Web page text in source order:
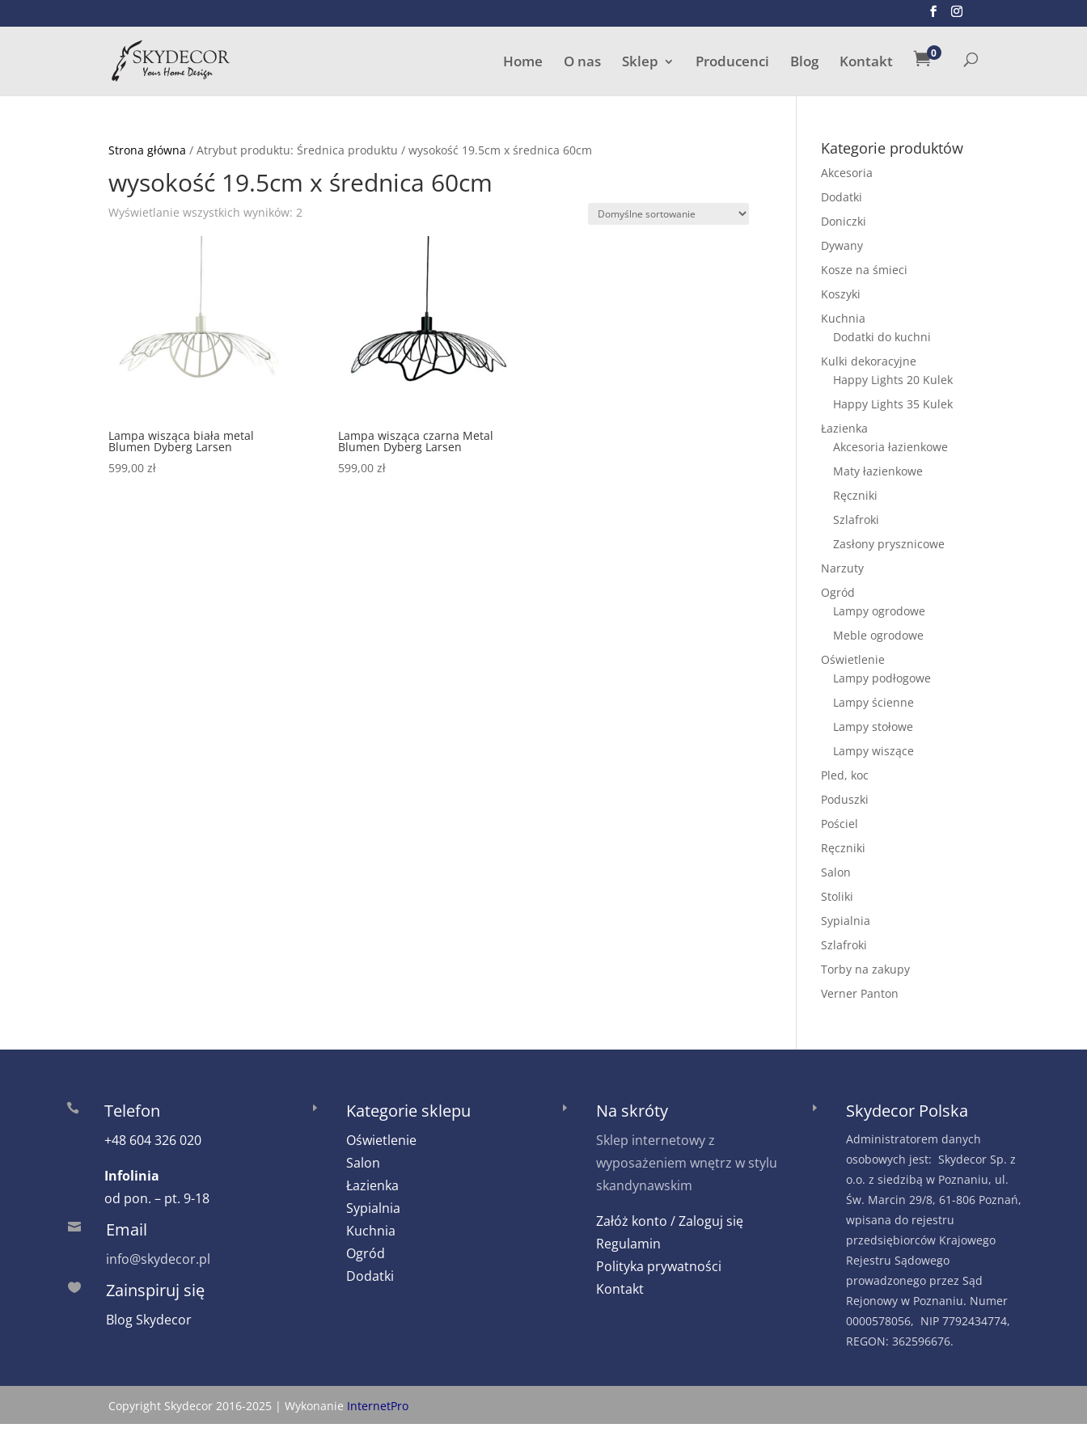
Home O nas Sklep Producenci Blog Kontakt 0
Wyszukiwarka
Strona główna / Atrybut produktu: Średnica produktu / wysokość 19.5cm x średnica 60cm
wysokość 19.5cm x średnica 60cm
Wyświetlanie wszystkich wyników: 2
Lampa wisząca biała metal
Blumen Dyberg Larsen
599,00zł
Lampa wisząca czarna Metal
Blumen Dyberg Larsen
599,00 zł
Kategorie produktów
Akcesoria
Dodatki
Doniczki
Dywany
Kosze na śmieci
Koszyki
Kuchnia
Dodatki do kuchni
Kulki dekoracyjne
Happy Lights 20 Kulek
Happy Lights 35 Kulek
Łazienka
Akcesoria łazienkowe
Maty łazienkowe
Ręczniki
Szlafroki
Zasłony prysznicowe
Narzuty
Ogród
Lampy ogrodowe
Meble ogrodowe
Oświetlenie
Lampy podłogowe
Lampy ścienne
Lampy stołowe
Lampy wiszące
Pled, koc
Poduszki
Pościel
Ręczniki
Salon
Stoliki
Sypialnia
Szlafroki
Torby na zakupy
Verner Panton
 Telefon
+48 604 326 020
Infolinia
od pon. – pt. 9-18
 Email
info@skydecor.pl
 Zainspiruj się
Blog Skydecor
E Kategorie sklepu
Oświetlenie
Salon
Łazienka
Sypialnia
Kuchnia
Ogród
Dodatki
E Na skróty
Sklep internetowy z
wyposażeniem wnętrz w stylu
skandynawskim
Załóż konto / Zaloguj się
Regulamin
Polityka prywatności
Kontakt
E Skydecor Polska
Administratorem danych
osobowych jest: Skydecor Sp. z
o.o. z siedzibą w Poznaniu, ul.
Św. Marcin 29/8, 61-806 Poznań,
wpisana do rejestru
przedsiębiorców Krajowego
Rejestru Sądowego
prowadzonego przez Sąd
Rejonowy w Poznaniu. Numer
0000578056, NIP 7792434774,
REGON: 362596676.
Copyright Skydecor 2016-2025 | Wykonanie InternetPro